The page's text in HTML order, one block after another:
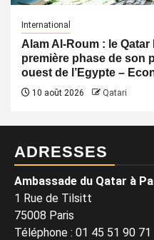
International
Alam Al-Roum : le
première phase de son
ouest de l’Egypte –
10 août 2026 Qatari
ADRESSES
Ambassade du Qatar à
1 Rue de Tilsitt
75008 Paris
Téléphone : 01 45 51 90 71